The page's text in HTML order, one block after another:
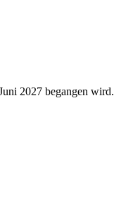
2027 begangen wird.